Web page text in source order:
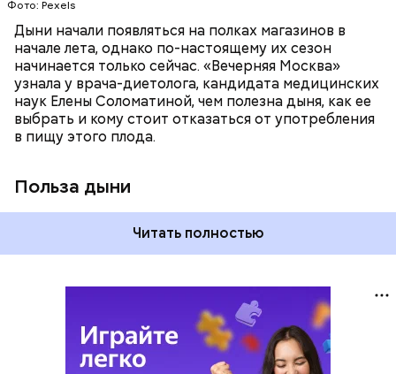
Фото: Pexels
Дыни начали появляться на полках магазинов в
начале лета, однако по-настоящему их сезон
начинается только сейчас. «Вечерняя Москва»
узнала у врача-диетолога, кандидата медицинских
наук Елены Соломатиной, чем полезна дыня, как ее
выбрать и кому стоит отказаться от употребления
в пищу этого плода.
Польза дыни
поддерживает сердечно-сосудистую
систему и предотвращает скачки давления;
магний — помогает калию и не дает сосудам
спазмироваться.
Читать полностью